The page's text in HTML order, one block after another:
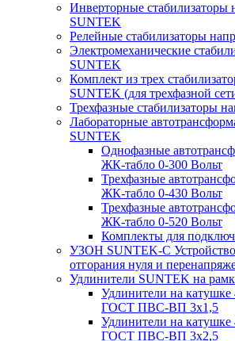
Инверторные стабилизаторы
SUNTEK
Релейные стабилизаторы
Электромеханические
SUNTEK
Комплект из трех
SUNTEK (для трехфазной
Трехфазные стабилизаторы
Лабораторные
SUNTEK
Однофазные
ЖК-табло 0-300 Вольт
Трехфазные
ЖК-табло 0-430 Вольт
Трехфазные
ЖК-табло 0-520 Вольт
Комплекты для
УЗОН SUNTEK-C
отгорания нуля и
Удлинители SUNTEK на
Удлинители на
ГОСТ ПВС-ВП 3х1,5
Удлинители на
ГОСТ ПВС-ВП 3х2,5